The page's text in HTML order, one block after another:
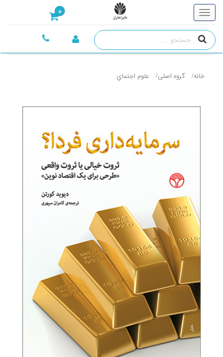
0
خانه گروه اصلی علوم اجتماي